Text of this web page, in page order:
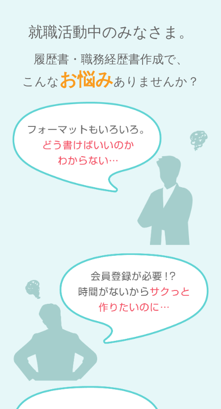
就職活動中のみなさま。
履歴書・職務経歴書作成で、
こんなお悩みありませんか？